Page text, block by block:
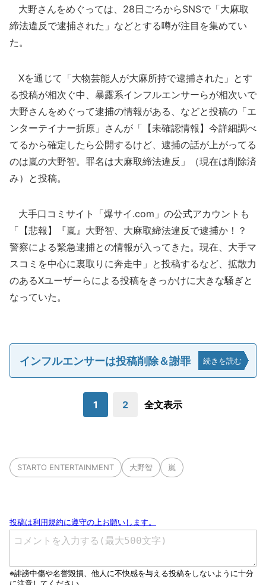
大野さんをめぐっては、28日ごろからSNSで「大麻取
締法違反で逮捕された」などとする噂が注目を集めてい
た。
Xを通じて「大物芸能人が大麻所持で逮捕された」とす
る投稿が相次ぐ中、暴露系インフルエンサーらが相次いで
大野さんをめぐって逮捕の情報がある、などと投稿の「エ
ンターテイナー折原」さんが「【未確認情報】今詳細調べ
てるから確定したら公開するけど、逮捕の話が上がってる
のは嵐の大野智。罪名は大麻取締法違反」（現在は削除済
み）と投稿。
大手口コミサイト「爆サイ.com」の公式アカウントも
「【悲報】『嵐』大野智、大麻取締法違反で逮捕か！？
警察による緊急逮捕との情報が入ってきた。現在、大手マ
スコミを中心に裏取りに奔走中」と投稿するなど、拡散力
のあるXユーザーらによる投稿をきっかけに大きな騒ぎと
なっていた。
インフルエンサーは投稿削除＆謝罪 続きを読む
1 2 全文表示
STARTO ENTERTAINMENT 大野智 嵐